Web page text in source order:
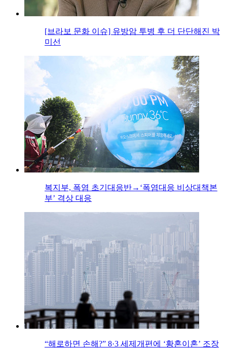
[브라보 문화 이슈] 유방암 투병 후 더 단단해진 박
미선
복지부, 폭염 초기대응반→‘폭염대응 비상대책본
부’ 격상 대응
“해로하면 손해?” 8·3 세제개편에 ‘황혼이혼’ 조장